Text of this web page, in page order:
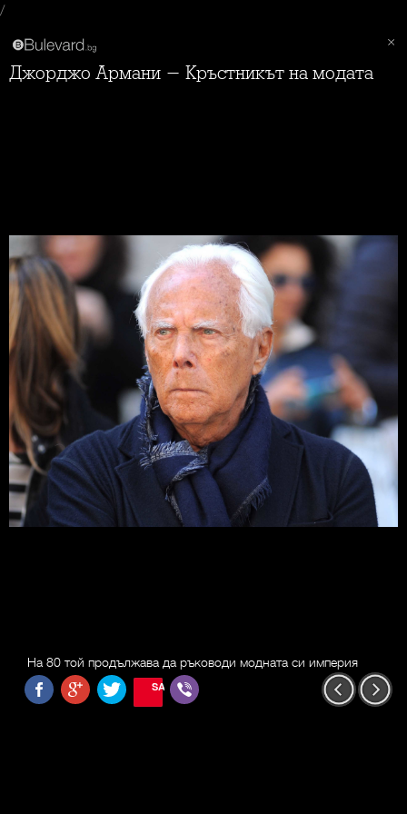
/
Джорджо Армани - Кръстникът на модата
На 80 той продължава да ръководи модната си империя
SAVE